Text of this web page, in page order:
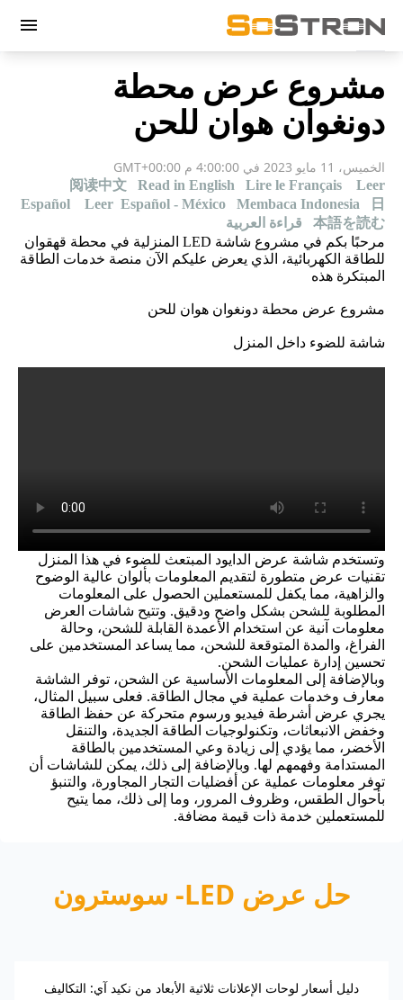
menu
مشروع عرض محطة
دونغوان هوان للحن
الخميس، 11 مايو 2023 في 4:00:00 م GMT+00:00
阅读中文 Read in English Lire le Français
Leer
Español
Leer Español - México Membaca Indonesia
日
本語を読む
قراءة العربية
مرحبًا بكم في مشروع شاشة LED المنزلية في محطة قهقوان
للطاقة الكهربائية، الذي يعرض عليكم الآن منصة خدمات الطاقة
المبتكرة هذه
مشروع عرض محطة دونغوان هوان للحن
شاشة للضوء داخل المنزل
وتستخدم شاشة عرض الدايود المبتعث للضوء في هذا المنزل
تقنيات عرض متطورة لتقديم المعلومات بألوان عالية الوضوح
والزاهية، مما يكفل للمستعملين الحصول على المعلومات
المطلوبة للشحن بشكل واضح ودقيق. وتتيح شاشات العرض
معلومات آنية عن استخدام الأعمدة القابلة للشحن، وحالة
الفراغ، والمدة المتوقعة للشحن، مما يساعد المستخدمين على
تحسين إدارة عمليات الشحن.
وبالإضافة إلى المعلومات الأساسية عن الشحن، توفر الشاشة
معارف وخدمات عملية في مجال الطاقة. فعلى سبيل المثال،
يجري عرض أشرطة فيديو ورسوم متحركة عن حفظ الطاقة
وخفض الانبعاثات، وتكنولوجيات الطاقة الجديدة، والتنقل
الأخضر، مما يؤدي إلى زيادة وعي المستخدمين بالطاقة
المستدامة وفهمهم لها. وبالإضافة إلى ذلك، يمكن للشاشات أن
توفر معلومات عملية عن أفضليات التجار المجاورة، والتنبؤ
بأحوال الطقس، وظروف المرور، وما إلى ذلك، مما يتيح
للمستعملين خدمة ذات قيمة مضافة.
حل عرض LED- سوسترون
دليل أسعار لوحات الإعلانات ثلاثية الأبعاد من نكيد آي: التكاليف